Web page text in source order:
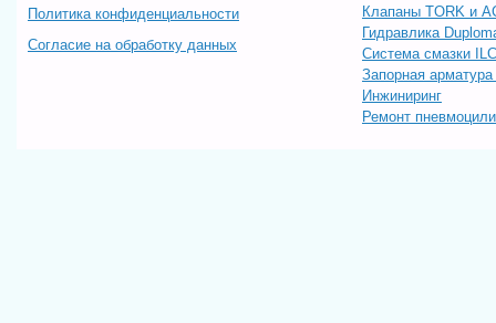
Политика конфиденциальности
Согласие на обработку данных
Клапаны TORK и
Гидравлика
Система смазки ILC
Запорная
Инжиниринг
Ремонт